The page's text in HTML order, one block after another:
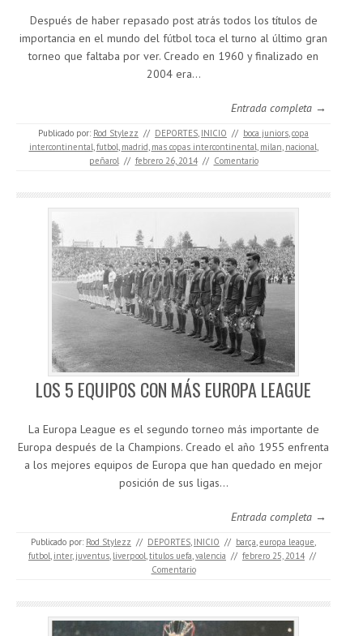
Después de haber repasado post atrás todos los títulos de
importancia en el mundo del fútbol toca el turno al último gran
torneo que faltaba por ver. Creado en 1960 y finalizado en
2004 era…
Entrada completa →
Publicado por: Rod Stylezz // DEPORTES, INICIO // boca juniors,copa
intercontinental,futbol, madrid, mas copas intercontinental, milan, nacional,
peñarol // febrero 26, 2014 // Comentario
LOS 5 EQUIPOS CON MÁS EUROPA LEAGUE
La Europa League es el segundo torneo más importante de
Europa después de la Champions. Creado el año 1955 enfrenta
a los mejores equipos de Europa que han quedado en mejor
posición de sus ligas…
Entrada completa →
Publicado por: Rod Stylezz // DEPORTES, INICIO // barça,europa league,
futbol, inter, juventus, liverpool,titulos uefa,valencia // febrero 25, 2014 //
Comentario